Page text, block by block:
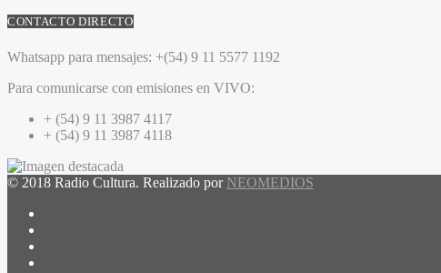
CONTACTO DIRECTO
Whatsapp para mensajes: +(54) 9 11 5577 1192
Para comunicarse con emisiones en VIVO:
+ (54) 9 11 3987 4117
+ (54) 9 11 3987 4118
© 2018 Radio Cultura. Realizado por NEOMEDIOS